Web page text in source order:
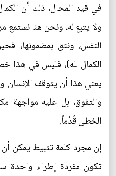
في قيد المحال، ذلك أن
ولا يتبع له، ونحن هنا نستمع
النفس، ونثق بمضمونها،
الكمال لله)، فليس في هذا
يعني هذا أن يتوقف
والتفوق، بل عليه مواجهة
الخطى قُدُماً.
إن مجرد كلمة تثبيط يمكن
تكون مفردة إطراء واحدة